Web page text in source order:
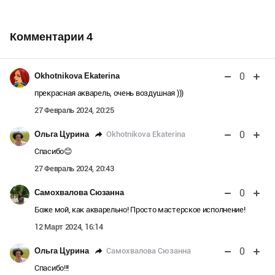
Комментарии 4
Okhotnikova Ekaterina 0
прекрасная акварель, очень воздушная )))
27 Февраль 2024, 20:25
Ольга Цурина Okhotnikova Ekaterina 0
Спасибо😊
27 Февраль 2024, 20:43
Самохвалова Сюзанна 0
Боже мой, как акварельно! Просто мастерское исполнение!
12 Март 2024, 16:14
Ольга Цурина Самохвалова Сюзанна 0
Спасибо!!!